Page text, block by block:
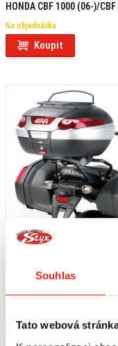
Souhlas
Tato webová
HONDA CBF 1000 (06-)/
Na objednávku
Koupit
GIVI DRŽÁK KUFRU HONDA
Koupit